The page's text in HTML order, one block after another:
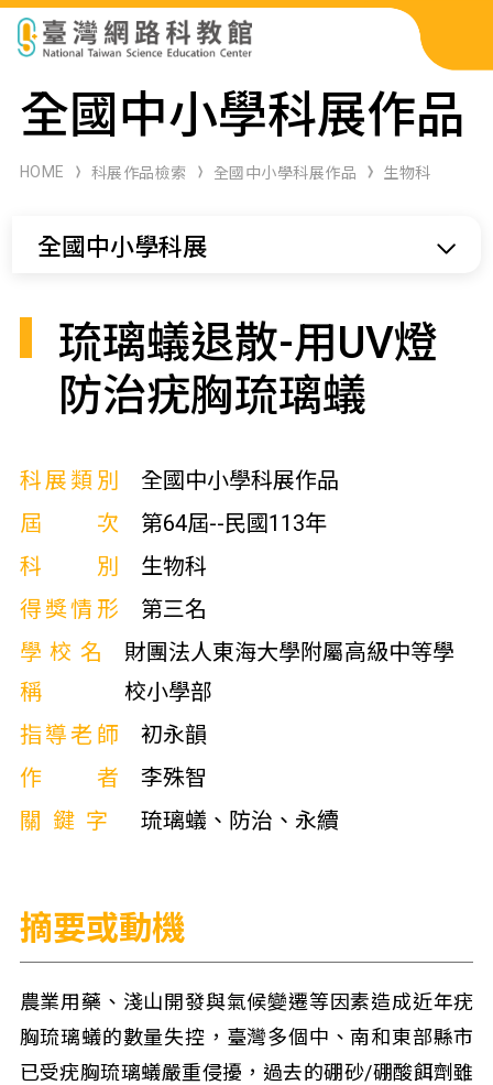
科展作品檢索
科學研習月刊
全國中小學科展作品
HOME 科展作品檢索 全國中小學科展作品 生物科
全國中小學科展
琉璃蟻退散-用UV燈
防治疣胸琉璃蟻
科展類別
全國中小學科展作品
屆次
第64屆--民國113年
科別
生物科
得獎情形
第三名
學校名
稱
財團法人東海大學附屬高級中等學
校小學部
指導老師
初永韻
作者
李殊智
關鍵字
琉璃蟻、防治、永續
摘要或動機
農業用藥、淺山開發與氣候變遷等因素造成近年疣
胸琉璃蟻的數量失控，臺灣多個中、南和東部縣市
已受疣胸琉璃蟻嚴重侵擾，過去的硼砂/硼酸餌劑雖